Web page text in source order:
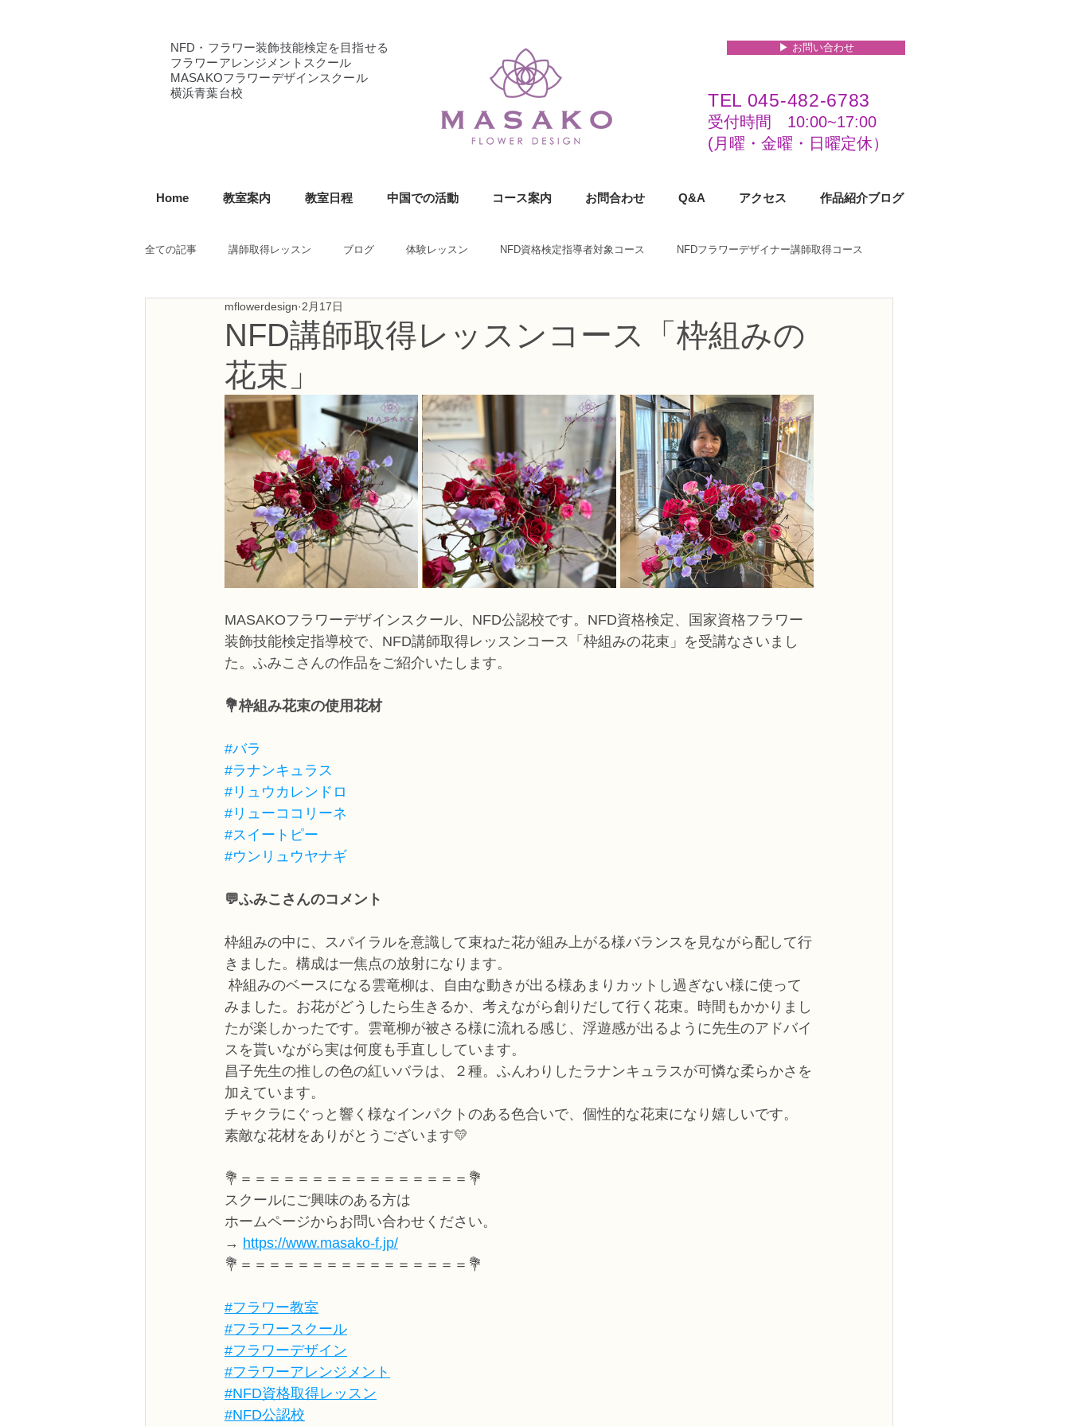
NFD・フラワー装飾技能検定を目指せる
フラワーアレンジメントスクール
MASAKOフラワーデザインスクール
横浜青葉台校
▶︎ お問い合わせ
TEL 045-482-6783
受付時間 10:00~17:00​​​
(​月曜・金曜・日曜定休）
Home 教室案内 教室日程 中国での活動 コース案内 お問合わせ Q&A アクセス 作品紹介ブログ
全ての記事 講師取得レッスン ブログ 体験レッスン NFD資格検定指導者対象コース NFDフラワーデザイナー講師取得コース
NFD講師研究科コース NFDフラワーデザイナー資格検定1級コース
NFDフラワーデザイナー資格検定3級コース
フラワー装飾技能検定3級 趣味で楽しむフラワーレッスン アーティフィシャルフラワーコース 生花コース
NFDディプロマアーティフィシャルコース NFDディプロマウエディングコース NFDディプロマプリザーブドフラワーコース
NFDディプロマインドアガーデニングコース NFDベーシックマスターコース キッズフラワーレッス トピックス
教室からのお知らせ
NFD講師取得レッスンコース「枠組みの
花束」
mflowerdesign 2月17日
MASAKOフラワーデザインスクール、NFD公認校です。NFD資格検定、国家資格フラワー
装飾技能検定指導校で、NFD講師取得レッスンコース「枠組みの花束」を受講なさいまし
た。ふみこさんの作品をご紹介いたします。
💐枠組み花束の使用花材
#バラ
#ラナンキュラス
#リュウカレンドロ
#リューココリーネ
#スイートピー
#ウンリュウヤナギ
💬ふみこさんのコメント
枠組みの中に、スパイラルを意識して束ねた花が組み上がる様バランスを見ながら配して行
きました。構成は一焦点の放射になります。
枠組みのベースになる雲竜柳は、自由な動きが出る様あまりカットし過ぎない様に使って
みました。お花がどうしたら生きるか、考えながら創りだして行く花束。時間もかかりまし
たが楽しかったです。雲竜柳が被さる様に流れる感じ、浮遊感が出るように先生のアドバイ
スを貰いながら実は何度も手直ししています。
昌子先生の推しの色の紅いバラは、２種。ふんわりしたラナンキュラスが可憐な柔らかさを
加えています。
チャクラにぐっと響く様なインパクトのある色合いで、個性的な花束になり嬉しいです。
素敵な花材をありがとうございます💛
💐＝＝＝＝＝＝＝＝＝＝＝＝＝＝＝＝💐
スクールにご興味のある方は
ホームページからお問い合わせください。
→ https://www.masako-f.jp/
💐＝＝＝＝＝＝＝＝＝＝＝＝＝＝＝＝💐
#フラワー教室
#フラワースクール
#フラワーデザイン
#フラワーアレンジメント
#NFD資格取得レッスン
#NFD公認校